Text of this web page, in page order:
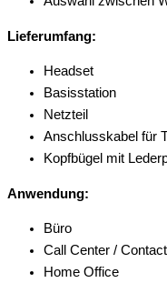
Lieferumfang:
Headset
Basisstation
Netzteil
Anschlusskabel für
Kopfbügel mit
Anwendung:
Büro
Call Center /
Home Office